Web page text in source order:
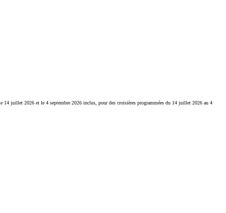
14 juillet 2026 et le 4 septembre 2026 inclus, pour des croisières programmées du 14 juillet 2026 au 4